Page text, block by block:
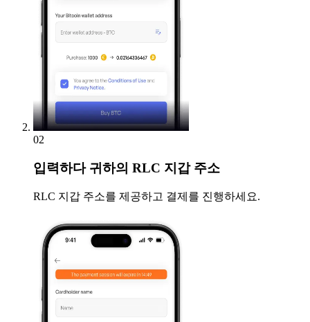
02
입력하다귀하의 RLC 지갑 주소
RLC 지갑 주소를 제공하고 결제를 진행하세요.